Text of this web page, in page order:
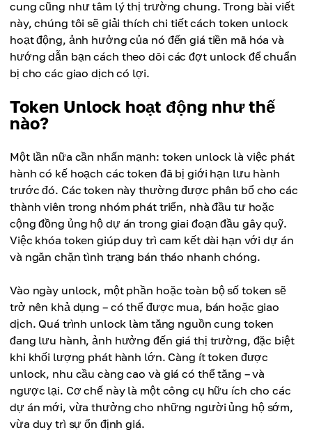
cung cũng như tâm lý thị trường chung. Trong bài viết
này, chúng tôi sẽ giải thích chi tiết cách token unlock
hoạt động, ảnh hưởng của nó đến giá tiền mã hóa và
hướng dẫn bạn cách theo dõi các đợt unlock để chuẩn
bị cho các giao dịch có lợi.
Token Unlock hoạt động như thế
nào?
Một lần nữa cần nhấn mạnh: token unlock là việc phát
hành có kế hoạch các token đã bị giới hạn lưu hành
trước đó. Các token này thường được phân bổ cho các
thành viên trong nhóm phát triển, nhà đầu tư hoặc
cộng đồng ủng hộ dự án trong giai đoạn đầu gây quỹ.
Việc khóa token giúp duy trì cam kết dài hạn với dự án
và ngăn chặn tình trạng bán tháo nhanh chóng.
Vào ngày unlock, một phần hoặc toàn bộ số token sẽ
trở nên khả dụng – có thể được mua, bán hoặc giao
dịch. Quá trình unlock làm tăng nguồn cung token
đang lưu hành, ảnh hưởng đến giá thị trường, đặc biệt
khi khối lượng phát hành lớn. Càng ít token được
unlock, nhu cầu càng cao và giá có thể tăng – và
ngược lại. Cơ chế này là một công cụ hữu ích cho các
dự án mới, vừa thưởng cho những người ủng hộ sớm,
vừa duy trì sự ổn định giá.